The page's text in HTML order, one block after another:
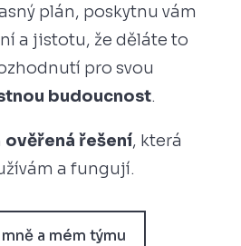
plán, poskytnu vám
a jistotu, že děláte to
pro svou
budoucnost.
ověřená řešení, která
a fungují.
a mém týmu